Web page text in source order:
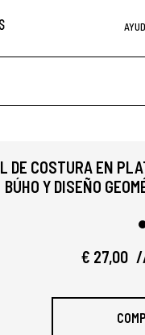
DE COSTURA EN
BÚHO Y DISEÑO
€ 27,00